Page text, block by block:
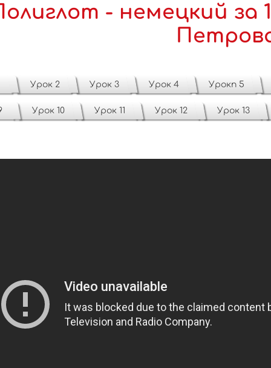
- немецкий за
Урок 2 Урок 3 Урок 4 Урокn 5
Урок 10 Урок 11 Урок 12 Урок 13